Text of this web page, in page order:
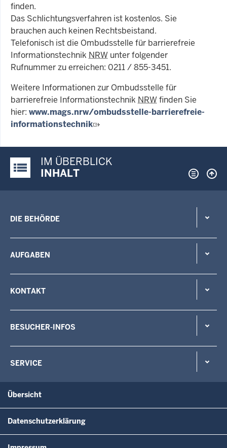
finden.
Das Schlichtungsverfahren ist kostenlos. Sie
brauchen auch keinen Rechtsbeistand.
Telefonisch ist die Ombudsstelle für barrierefreie
Informationstechnik NRW unter folgender
Rufnummer zu erreichen: 0211 / 855-3451.
Weitere Informationen zur Ombudsstelle für
barrierefreie Informationstechnik NRWfinden Sie
hier: www.mags.nrw/ombudsstelle-barrierefreie-
informationstechnik
Justiz-Portal im Überblick:
IM ÜBERBLICK
INHALT
DIE BEHÖRDE
AUFGABEN
KONTAKT
BESUCHER-INFOS
SERVICE
Übersicht
Datenschutzerklärung